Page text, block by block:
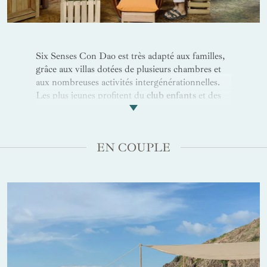
Six Senses Con Dao est très adapté aux familles,
grâce aux villas dotées de plusieurs chambres et
aux nombreuses activités intergénérationnelles.
Les plus jeunes profitent du club enfants et des
activités ludiques autour de la nature
programmes de conservation des tortues
saison). Côté expériences balnéaires, organisez
des sorties en bateau en famille, des balades à vélo
ou des pique-niques sur des criques isolées
complètent le programme et vous offrent de
précieux souvenirs.
EN COUPLE